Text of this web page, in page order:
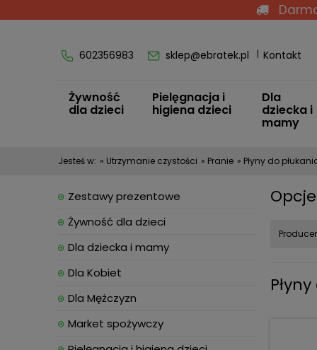
602356983 sklep@ebratek.pl Kontakt
Żywność
dla dzieci
Pielęgnacja i
higiena dzieci
Dla
dziecka i
mamy
Jesteś w: » Utrzymanie czystości » Pranie » Płyny do
Zestawy prezentowe
Żywność dla dzieci
Dla dziecka i mamy
Dla Kobiet
Dla Mężczyzn
Market spożywczy